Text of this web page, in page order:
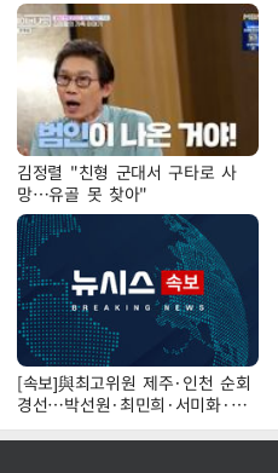
김정렬 "친형 군대서 구타로 사
망…유골 못 찾아"
[속보]與최고위원 제주·인천 순회
경선…박선원·최민희·서미화·한
민수·김용 순